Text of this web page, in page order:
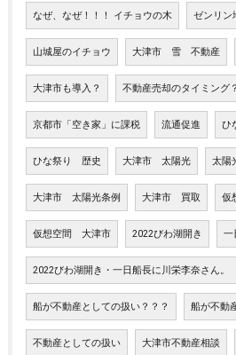
なぜ、なぜ！！！ イチョウの木 ゼンリン
山城屋のイチョウ 大津市 雪 不動産
大津市も導入？ 不動産売却のタイミング
京都市「空き家」に課税 流通促進 ひ
ひな祭り 歴史 大津市 太陽光 太陽
大津市 太陽光条例 大津市 買取 仮
仮想空間 大津市 2022びわ湖開き 一
2022びわ湖開き・一日船長に川栄李奈さん。
船が不動産としての扱い？？？ 船が不動
不動産としての扱い 大津市不動産相談